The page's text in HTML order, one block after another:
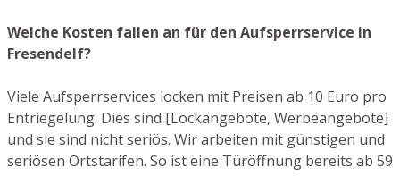
Welche Kosten fallen an für den Aufsperrservice in
Fresendelf?
Viele Aufsperrservices locken mit Preisen ab 10 Euro pro
Entriegelung. Dies sind [Lockangebote, Werbeangebote]
und sie sind nicht seriös. Wir arbeiten mit günstigen und
seriösen Ortstarifen. So ist eine Türöffnung bereits ab 59